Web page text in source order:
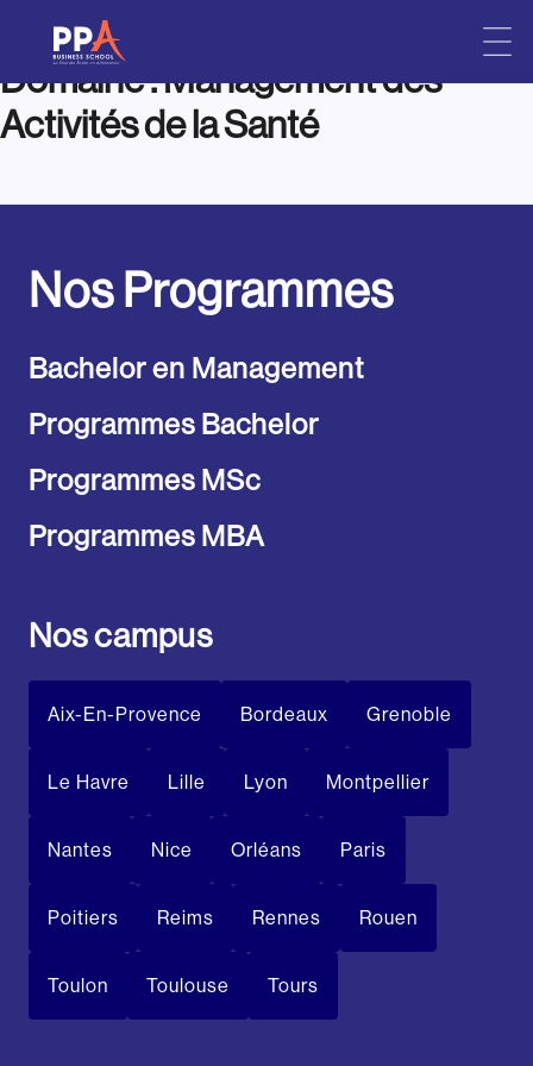
to
content
Domaine :Management des
Activités de la Santé
Nos Programmes
Bachelor en Management
Programmes Bachelor
Programmes MSc
Programmes MBA
Nos campus
Aix-En-Provence Bordeaux Grenoble
Le Havre Lille Lyon Montpellier
Nantes Nice Orléans Paris
Poitiers Reims Rennes Rouen
Toulon Toulouse Tours